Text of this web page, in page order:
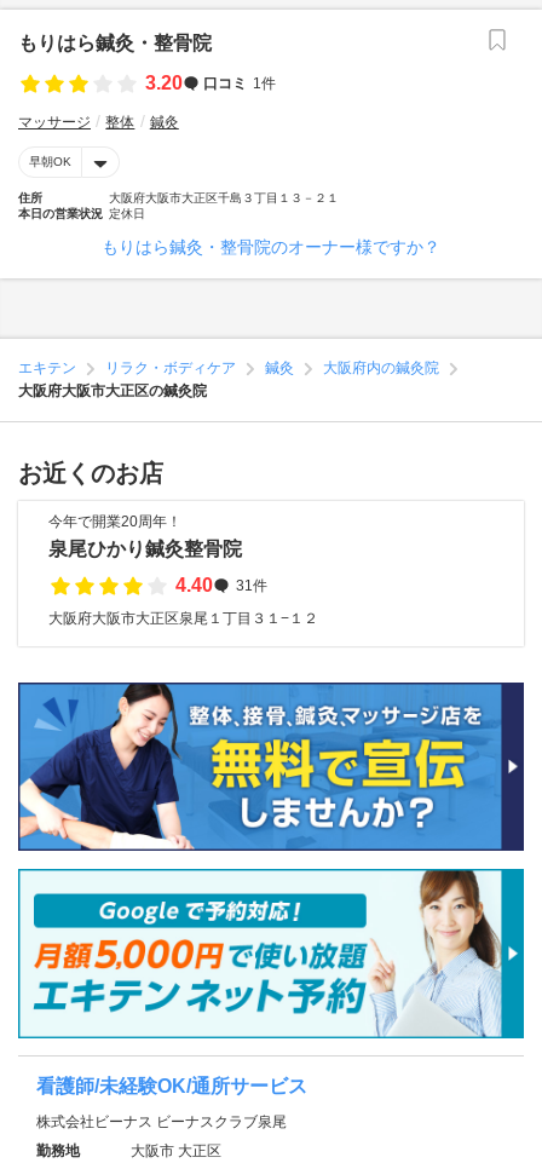
もりはら鍼灸・整骨院
3.20
口コミ 1件
マッサージ 整体 鍼灸
早朝OK
住所
大阪府大阪市大正区千島３丁目１３－２１
本日の営業状況 定休日
もりはら鍼灸・整骨院のオーナー様ですか？
エキテン リラク・ボディケア 鍼灸
大阪府内の鍼灸院
大阪府大阪市大正区の鍼灸院
お近くのお店
今年で開業20周年！
泉尾ひかり鍼灸整骨院
4.40
31件
大阪府大阪市大正区泉尾１丁目３１−１２
看護師/未経験OK/通所サービス
株式会社ビーナス ビーナスクラブ泉尾
勤務地
大阪市 大正区